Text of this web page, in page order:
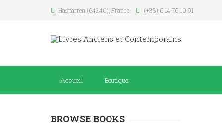
Hasparren (64240), France (+33) 6 14 76 10 91
Accueil Boutique
BROWSE BOOKS